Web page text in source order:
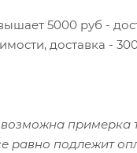
5000 руб -
доставка -
примерка
равно подлежит